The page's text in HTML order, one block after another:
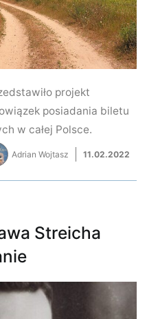
projekt
posiadania biletu
w całej Polsce.
Adrian Wojtasz 11.02.2022
Streicha